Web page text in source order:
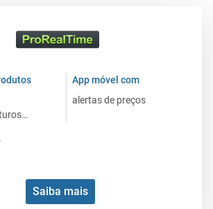
App móvel com
alertas de preços
Saiba mais